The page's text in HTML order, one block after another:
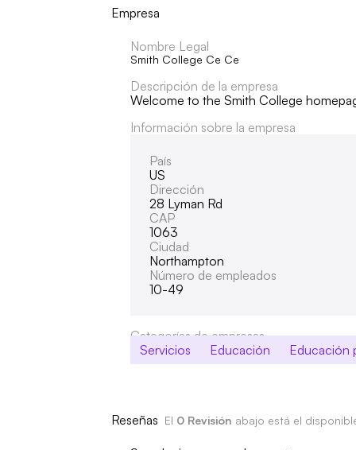
Empresa
Nombre Legal
Smith College Ce Ce
Descripción de la empresa
Welcome to the Smith College
Información sobre la empresa
País
US
Dirección
28 Lyman Rd
CAP
1063
Ciudad
Northampton
Número de empleados
10-49
Categorías de empresas
Servicios
Educación Educación
Reseñas El 0 Revisión abajo está el